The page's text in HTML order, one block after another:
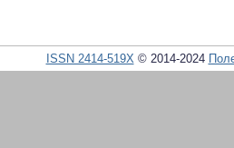
ISSN 2414-519X© 2014-2024